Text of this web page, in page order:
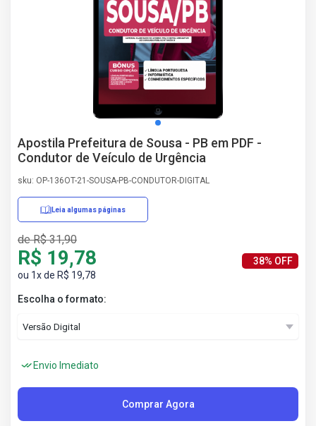
Apostila Prefeitura de Sousa - PB em PDF -
Condutor de Veículo de Urgência
sku: OP-136OT-21-SOUSA-PB-CONDUTOR-DIGITAL
Leia algumas páginas
de R$ 31,90
R$ 19,78
ou 1x de R$ 19,78
38% OFF
Escolha o formato:
Envio Imediato
Comprar Agora